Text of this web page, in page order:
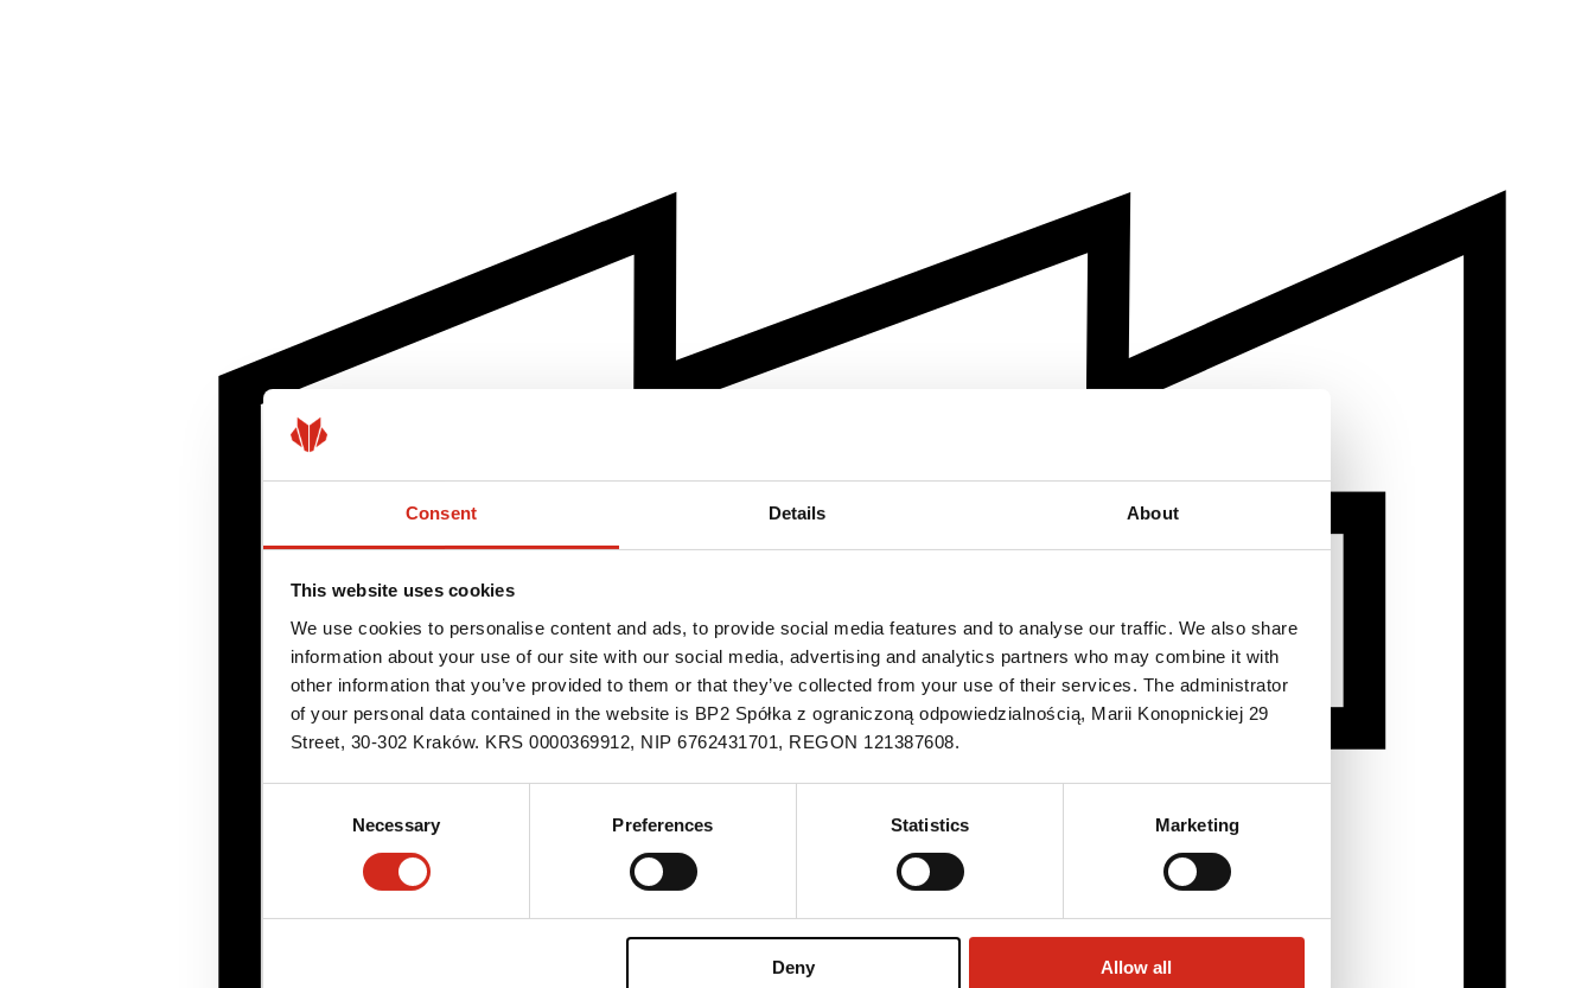
Consent Details About
This website uses cookies
We use cookies to personalise content and ads, to provide social media features and to analyse our traffic. We also share
information about your use of our site with our social media, advertising and analytics partners who may combine it with
other information that you’ve provided to them or that they’ve collected from your use of their services. The administrator
of your personal data contained in the website is BP2 Spółka z ograniczoną odpowiedzialnością, Marii Konopnickiej 29
Street, 30-302 Kraków. KRS 0000369912, NIP 6762431701, REGON 121387608.
Necessary Preferences Statistics Marketing
Deny Allow all